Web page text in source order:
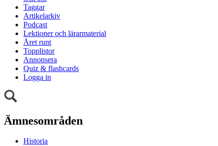
Taggar
Artikelarkiv
Podcast
Lektioner och lärarmaterial
Året runt
Topplistor
Annonsera
Quiz & flashcards
Logga in
Ämnesområden
Historia